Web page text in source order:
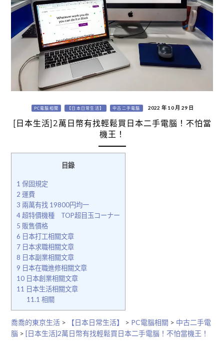
PC電腦相關 【日本日常生活】 中古二手電腦 2022 年 10 月 29 日
[日本生活]2萬日幣有找輕鬆買日本二手電腦！不怕當
機王！
目錄
1 保固規定
2 運費
3 兩萬有找 19800円均一
4超特價機種 TOP超目玉コーナー
5 販售價格
6 日本打工相關文章
7日本求職相關文章
8 日本副業相關文章
9 日本在職進修相關文章
10日本創業相關文章
11 日本生活相關文章
11.1 相關
喬喬的東京生活> 【日本日常生活】 > PC電腦相關 > 中古二手電
腦> [日本生活]2萬日幣有找輕鬆買日本二手電腦！不怕當機王！